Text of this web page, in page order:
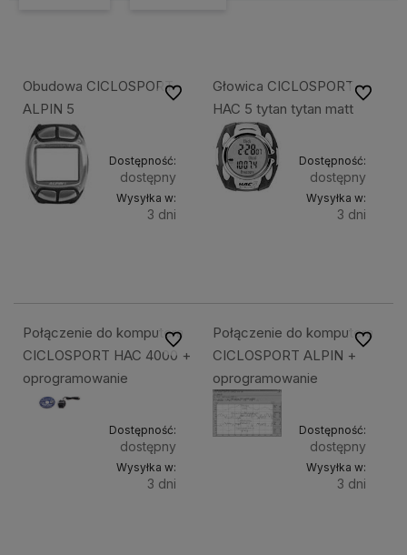
Obudowa CICLOSPORT
ALPIN 5
Dostępność:
dostępny
Wysyłka w:
3 dni
Do ulubionychGłowica CICLOSPORT
HAC 5 tytan tytan matt
Dostępność:
dostępny
Wysyłka w:
3 dni
Do
Połączenie do komputera
CICLOSPORT HAC 4000 +
oprogramowanie
Dostępność:
dostępny
Wysyłka w:
3 dni
Do ulubionychPołączenie do komputera
CICLOSPORT ALPIN +
oprogramowanie
Dostępność:
dostępny
Wysyłka w:
3 dni
Do